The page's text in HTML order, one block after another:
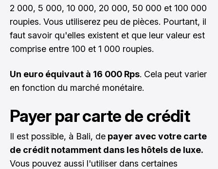
2 000, 5 000, 10 000, 20 000, 50 000 et 100 000
roupies. Vous utiliserez peu de pièces. Pourtant, il
faut savoir qu'elles existent et que leur valeur est
comprise entre 100 et 1 000 roupies.
Un euro équivaut à 16 000 Rps. Cela peut varier
en fonction du marché monétaire.
Payer par carte de crédit
Il est possible, à Bali, de payer avec votre carte
de crédit notamment dans les hôtels de luxe.
Vous pouvez aussi l'utiliser dans certaines